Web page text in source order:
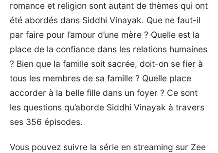
romance et religion sont autant de thèmes qui ont
été abordés dans Siddhi Vinayak. Que ne faut-il
par faire pour l’amour d’une mère ? Quelle est la
place de la confiance dans les relations humaines
? Bien que la famille soit sacrée, doit-on se fier à
tous les membres de sa famille ? Quelle place
accorder à la belle fille dans un foyer ? Ce sont
les questions qu’aborde Siddhi Vinayak à travers
ses 356 épisodes.
Vous pouvez suivre la série en streaming sur Zee